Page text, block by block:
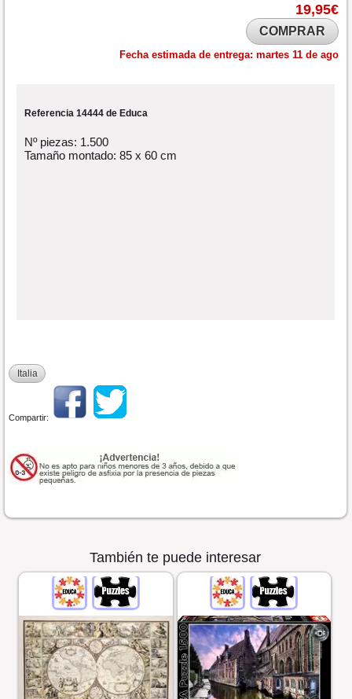
19,95€
COMPRAR
Fecha estimada de entrega: martes 11 de ago
Referencia 14444 de Educa
Nº piezas: 1.500
Tamaño montado: 85 x 60 cm
Italia
Compartir:
También te puede interesar